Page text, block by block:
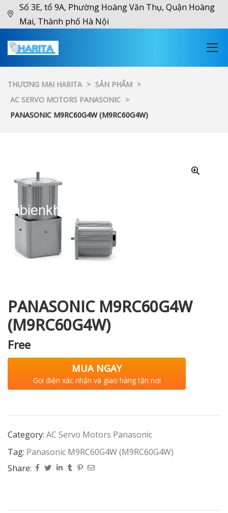
Số 3E, tổ 9A, Phường Hoàng Văn Thụ, Quận Hoàng
Mai, Thành phố Hà Nội
THƯƠNG MẠI HARITA > SẢN PHẨM >
AC SERVO MOTORS PANASONIC >
PANASONIC M9RC60G4W (M9RC60G4W)
PANASONIC M9RC60G4W
(M9RC60G4W)
Free
MUA NGAY
Gọi điện xác nhận và giao hàng tận nơi
Category: AC Servo Motors Panasonic
Tag: Panasonic M9RC60G4W (M9RC60G4W)
Share: